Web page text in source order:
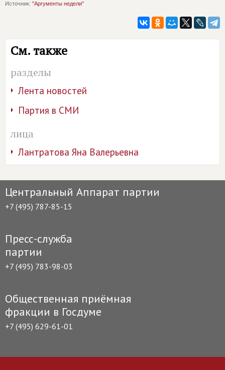
Источник: "Аргументы недели"
См. также
разделы
Лента новостей
Партия в СМИ
лица
Лантратова Яна Валерьевна
Центральный Аппарат партии
+7 (495) 787-85-15
Пресс-служба
партии
+7 (495) 783-98-03
Общественная приёмная
фракции в Госдуме
+7 (495) 629-61-01